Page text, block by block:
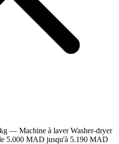
— Machine à laver Washer-dryer
5.000 MAD jusqu'à 5.190 MAD